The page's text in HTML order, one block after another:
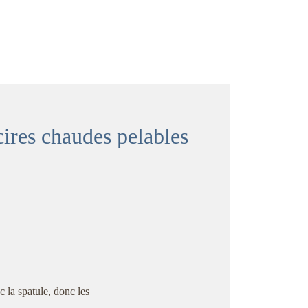
chaudes pelables
la spatule, donc les